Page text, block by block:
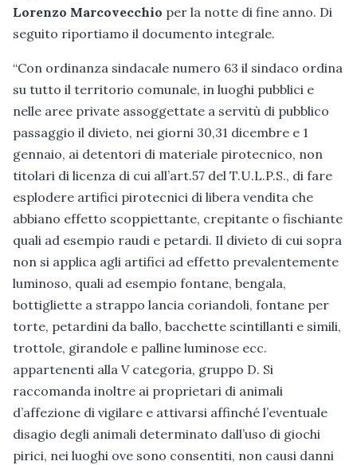
Lorenzo Marcovecchio per la notte di fine anno. Di
seguito riportiamo il documento integrale.
“Con ordinanza sindacale numero 63 il sindaco ordina
su tutto il territorio comunale, in luoghi pubblici e
nelle aree private assoggettate a servitù di pubblico
passaggio il divieto, nei giorni 30,31 dicembre e 1
gennaio, ai detentori di materiale pirotecnico, non
titolari di licenza di cui all’art.57 del T.U.L.P.S., di fare
esplodere artifici pirotecnici di libera vendita che
abbiano effetto scoppiettante, crepitante o fischiante
quali ad esempio raudi e petardi. Il divieto di cui sopra
non si applica agli artifici ad effetto prevalentemente
luminoso, quali ad esempio fontane, bengala,
bottigliette a strappo lancia coriandoli, fontane per
torte, petardini da ballo, bacchette scintillanti e simili,
trottole, girandole e palline luminose ecc.
appartenenti alla V categoria, gruppo D. Si
raccomanda inoltre ai proprietari di animali
d’affezione di vigilare e attivarsi affinché l’eventuale
disagio degli animali determinato dall’uso di giochi
pirici, nei luoghi ove sono consentiti, non causi danni